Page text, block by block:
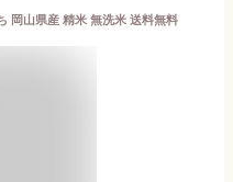
岡山県産 精米 無洗米 送料無料